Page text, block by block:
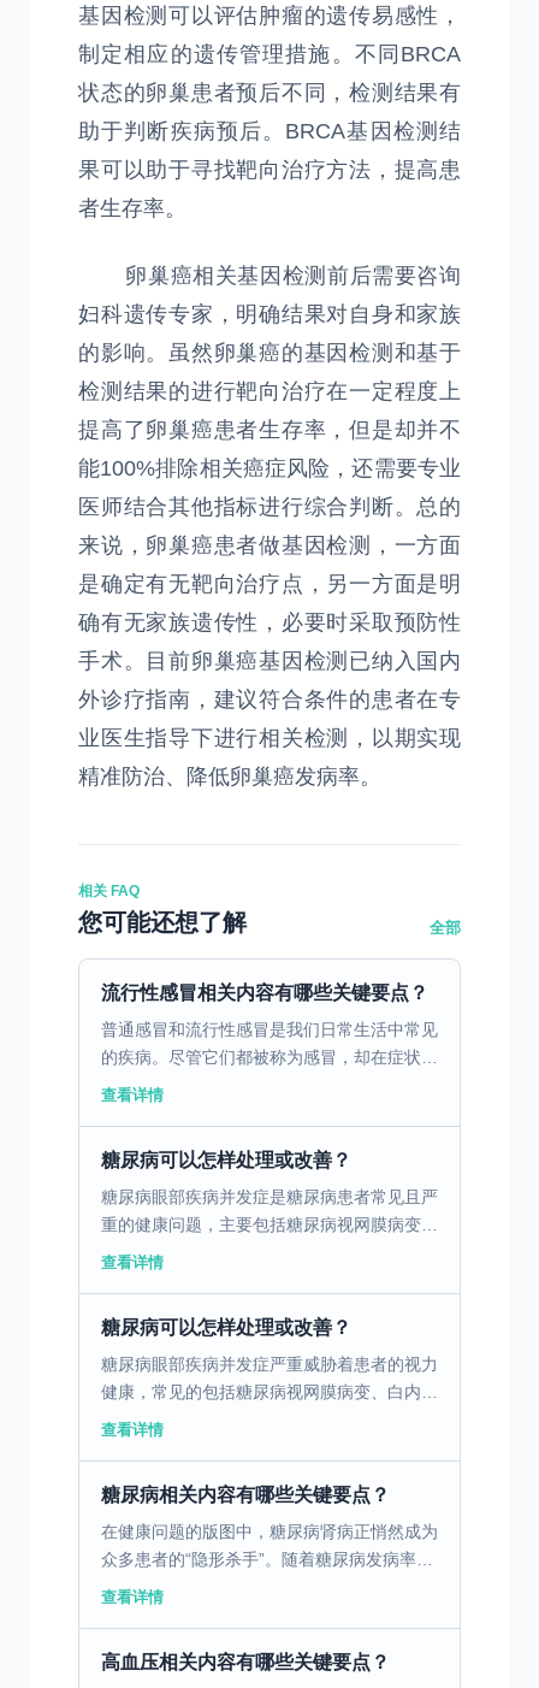
基因检测可以评估肿瘤的遗传易感性，
制定相应的遗传管理措施。不同BRCA
状态的卵巢患者预后不同，检测结果有
助于判断疾病预后。BRCA基因检测结
果可以助于寻找靶向治疗方法，提高患
者生存率。
卵巢癌相关基因检测前后需要咨询
妇科遗传专家，明确结果对自身和家族
的影响。虽然卵巢癌的基因检测和基于
检测结果的进行靶向治疗在一定程度上
提高了卵巢癌患者生存率，但是却并不
能100%排除相关癌症风险，还需要专业
医师结合其他指标进行综合判断。总的
来说，卵巢癌患者做基因检测，一方面
是确定有无靶向治疗点，另一方面是明
确有无家族遗传性，必要时采取预防性
手术。目前卵巢癌基因检测已纳入国内
外诊疗指南，建议符合条件的患者在专
业医生指导下进行相关检测，以期实现
精准防治、降低卵巢癌发病率。
相关 FAQ
您可能还想了解 全部
流行性感冒相关内容有哪些关键要点？
普通感冒和流行性感冒是我们日常生活中常见
的疾病。尽管它们都被称为感冒，却在症状、
传播途径和防治方法上有显著差异。 一、普
查看详情
糖尿病可以怎样处理或改善？
糖尿病眼部疾病并发症是糖尿病患者常见且严
重的健康问题，主要包括糖尿病视网膜病变、
白内障、青光眼等，这些并发症严重威胁着患
查看详情
糖尿病可以怎样处理或改善？
糖尿病眼部疾病并发症严重威胁着患者的视力
健康，常见的包括糖尿病视网膜病变、白内
障、青光眼等。有效控制和治疗这些并发症对
查看详情
糖尿病相关内容有哪些关键要点？
在健康问题的版图中，糖尿病肾病正悄然成为
众多患者的“隐形杀手”。随着糖尿病发病率的
逐年攀升，糖尿病肾病的患病率也居高不下。
查看详情
高血压相关内容有哪些关键要点？